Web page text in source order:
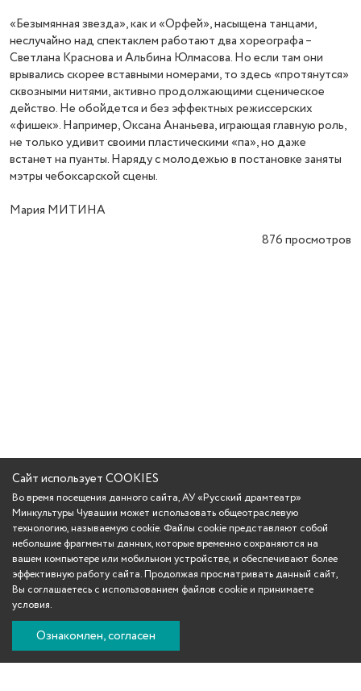
«Безымянная звезда», как и «Орфей», насыщена танцами,
неслучайно над спектаклем работают два хореографа –
Светлана Краснова и Альбина Юлмасова. Но если там они
врывались скорее вставными номерами, то здесь «протянутся»
сквозными нитями, активно продолжающими сценическое
действо. Не обойдется и без эффектных режиссерских
«фишек». Например, Оксана Ананьева, играющая главную роль,
не только удивит своими пластическими «па», но даже
встанет на пуанты. Наряду с молодежью в постановке заняты
мэтры чебоксарской сцены.
Мария МИТИНА
876просмотров
Сайт использует COOKIES
Во время посещения данного сайта, АУ «Русский драмтеатр»
Минкультуры Чувашии может использовать общеотраслевую
технологию, называемую cookie. Файлы cookie представляют собой
небольшие фрагменты данных, которые временно сохраняются на
вашем компьютере или мобильном устройстве, и обеспечивают более
эффективную работу сайта. Продолжая просматривать данный сайт,
Вы соглашаетесь с использованием файлов cookie и принимаете
условия.
Ознакомлен, согласен